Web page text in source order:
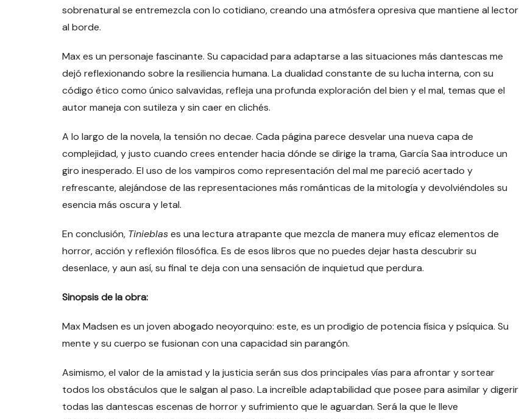
sobrenatural se entremezcla con lo cotidiano, creando una atmósfera opresiva que mantiene al lector
al borde.
Max es un personaje fascinante. Su capacidad para adaptarse a las situaciones más dantescas me
dejó reflexionando sobre la resiliencia humana. La dualidad constante de su lucha interna, con su
código ético como único salvavidas, refleja una profunda exploración del bien y el mal, temas que el
autor maneja con sutileza y sin caer en clichés.
A lo largo de la novela, la tensión no decae. Cada página parece desvelar una nueva capa de
complejidad, y justo cuando crees entender hacia dónde se dirige la trama, García Saa introduce un
giro inesperado. El uso de los vampiros como representación del mal me pareció acertado y
refrescante, alejándose de las representaciones más románticas de la mitología y devolviéndoles su
esencia más oscura y letal.
En conclusión, Tinieblases una lectura atrapante que mezcla de manera muy eficaz elementos de
horror, acción y reflexión filosófica. Es de esos libros que no puedes dejar hasta descubrir su
desenlace, y aun así, su final te deja con una sensación de inquietud que perdura.
Sinopsis de la obra:
Max Madsen es un joven abogado neoyorquino: este, es un prodigio de potencia física y psíquica. Su
mente y su cuerpo se fusionan con una capacidad sin parangón.
Asimismo, el valor de la amistad y la justicia serán sus dos principales vías para afrontar y sortear
todos los obstáculos que le salgan al paso. La increíble adaptabilidad que posee para asimilar y digerir
todas las dantescas escenas de horror y sufrimiento que le aguardan. Será la que le lleve